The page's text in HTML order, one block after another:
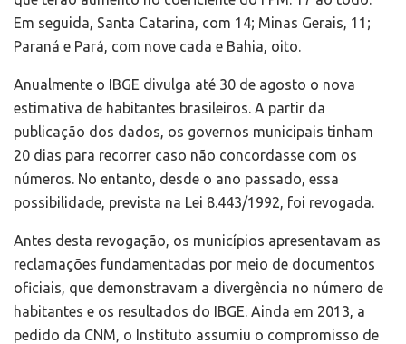
Em seguida, Santa Catarina, com 14; Minas Gerais, 11;
Paraná e Pará, com nove cada e Bahia, oito.
Anualmente o IBGE divulga até 30 de agosto o nova
estimativa de habitantes brasileiros. A partir da
publicação dos dados, os governos municipais tinham
20 dias para recorrer caso não concordasse com os
números. No entanto, desde o ano passado, essa
possibilidade, prevista na Lei 8.443/1992, foi revogada.
Antes desta revogação, os municípios apresentavam as
reclamações fundamentadas por meio de documentos
oficiais, que demonstravam a divergência no número de
habitantes e os resultados do IBGE. Ainda em 2013, a
pedido da CNM, o Instituto assumiu o compromisso de